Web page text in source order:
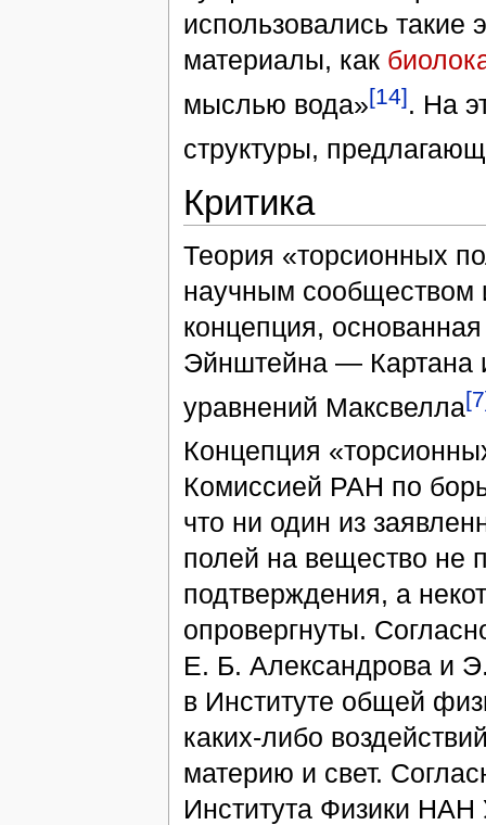
использовались такие
материалы, как
мыслью вода»[14]. На
структуры,
Критика
Теория «торсионных
научным сообществом
концепция,
Эйнштейна — Картана
уравнений Максвелла
Концепция
Комиссией РАН по
что ни один из
полей на вещество не
подтверждения, а
опровергнуты.
Е. Б. Александрова и
в Институте общей
каких-либо
материю и свет.
Института Физики НАН